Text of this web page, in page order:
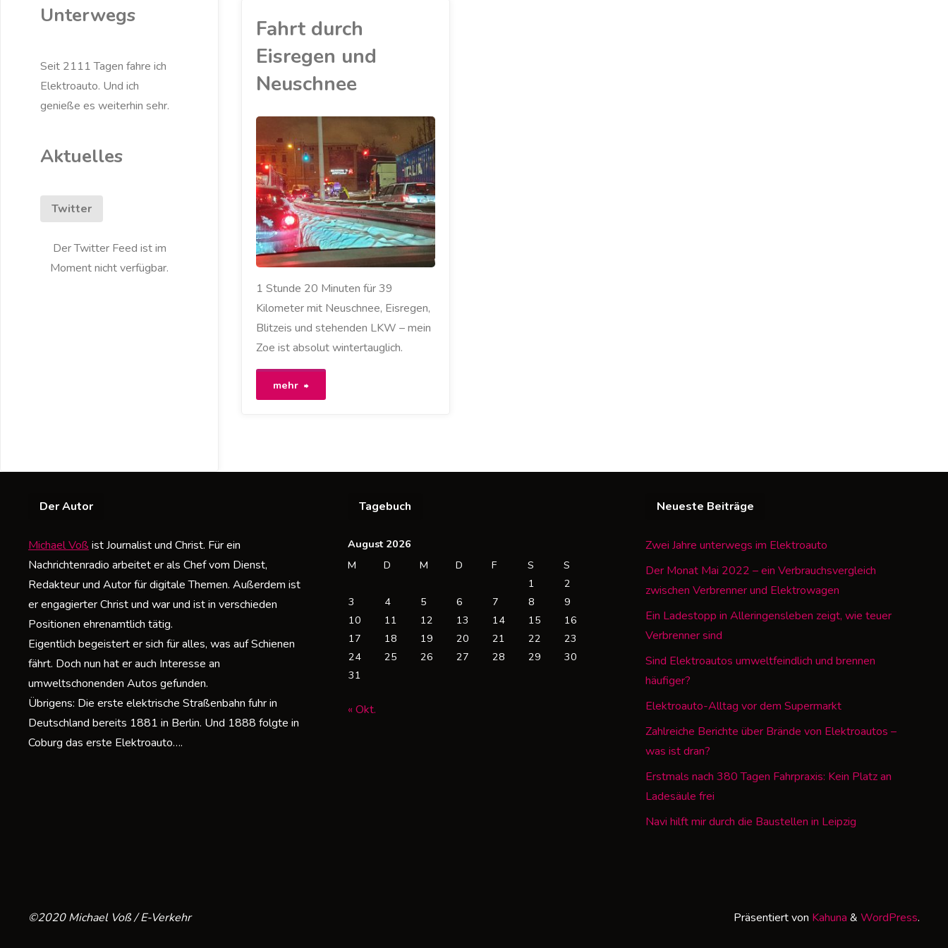
Fahrt durch
Eisregen und
Neuschnee
ELEKTROAUTO
MEIN ZOE /
/
1 Stunde 20 Minuten für 39
Kilometer mit Neuschnee, Eisregen,
Blitzeis und stehenden LKW – mein
Zoe ist absolut wintertauglich.
mehr
"Fahrt
und
Neuschnee"
Unterwegs
Seit 2111 Tagen fahre ich
Elektroauto. Und ich
genieße es weiterhin sehr.
Aktuelles
Twitter
Der Twitter Feed ist im
Moment nicht verfügbar.
Der Autor
Michael Voßist Journalist und Christ. Für ein
Nachrichtenradio arbeitet er als Chef vom Dienst,
Redakteur und Autor für digitale Themen. Außerdem ist
er engagierter Christ und war und ist in verschieden
Positionen ehrenamtlich tätig.
Eigentlich begeistert er sich für alles, was auf Schienen
fährt. Doch nun hat er auch Interesse an
umweltschonenden Autos gefunden.
Übrigens: Die erste elektrische Straßenbahn fuhr in
Deutschland bereits 1881 in Berlin. Und 1888 folgte in
Coburg das erste Elektroauto….
Tagebuch
August 2026
M
D M D F S
S
1
2
3
4 5 6 7 8
9
10
11 12 13 14 15
16
17
18 19 20 21 22
23
24
25 26 27 28 29
30
31
« Okt.
Neueste Beiträge
Zwei Jahre unterwegs im Elektroauto
Der Monat Mai 2022 – ein Verbrauchsvergleich
zwischen Verbrenner und Elektrowagen
Ein Ladestopp in Alleringensleben zeigt, wie teuer
Verbrenner sind
Sind Elektroautos umweltfeindlich und brennen
häufiger?
Elektroauto-Alltag vor dem Supermarkt
Zahlreiche Berichte über Brände von Elektroautos –
was ist dran?
Erstmals nach 380 Tagen Fahrpraxis: Kein Platz an
Ladesäule frei
Navi hilft mir durch die Baustellen in Leipzig
Präsentiert von Kahuna & WordPress.
©2020 Michael Voß / E-Verkehr